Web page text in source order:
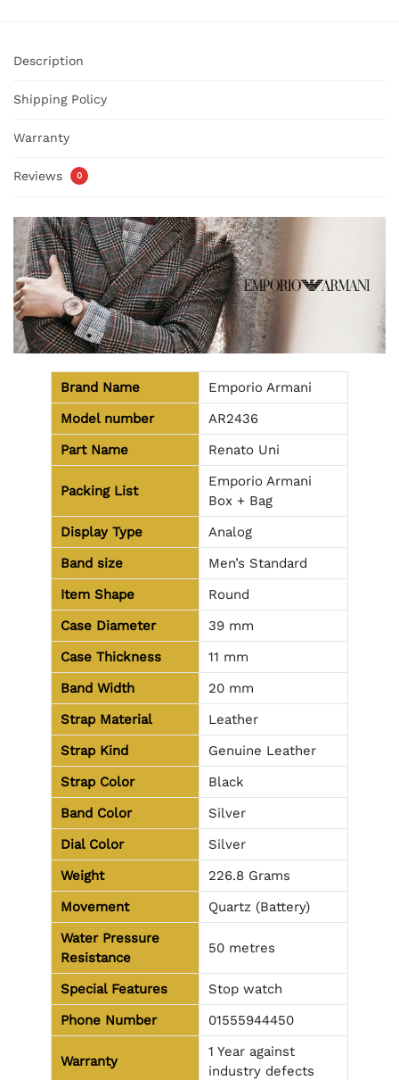
Description
Shipping Policy
Warranty
Reviews 0
Brand Name
Emporio Armani
Model number
AR2436
Part Name
Renato Uni
Packing List
Emporio Armani
Box + Bag
Display Type
Analog
Band size
Men’s Standard
Item Shape
Round
Case Diameter
39 mm
Case Thickness
11 mm
Band Width
20 mm
Strap Material
Leather
Strap Kind
Genuine Leather
Strap Color
Black
Band Color
Silver
Dial Color
Silver
Weight
226.8 Grams
Movement
Quartz (Battery)
Water Pressure
Resistance
50 metres
Special Features
Stop watch
Phone Number
01555944450
Warranty
1 Year against
industry defects